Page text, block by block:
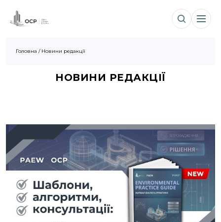
Головна / Новини редакції
НОВИНИ РЕДАКЦІЇ